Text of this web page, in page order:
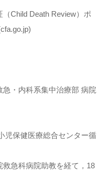
Child Death Review）ポ
・内科系集中治療部 病院
児保健医療総合センター循
急科病院助教を経て，18